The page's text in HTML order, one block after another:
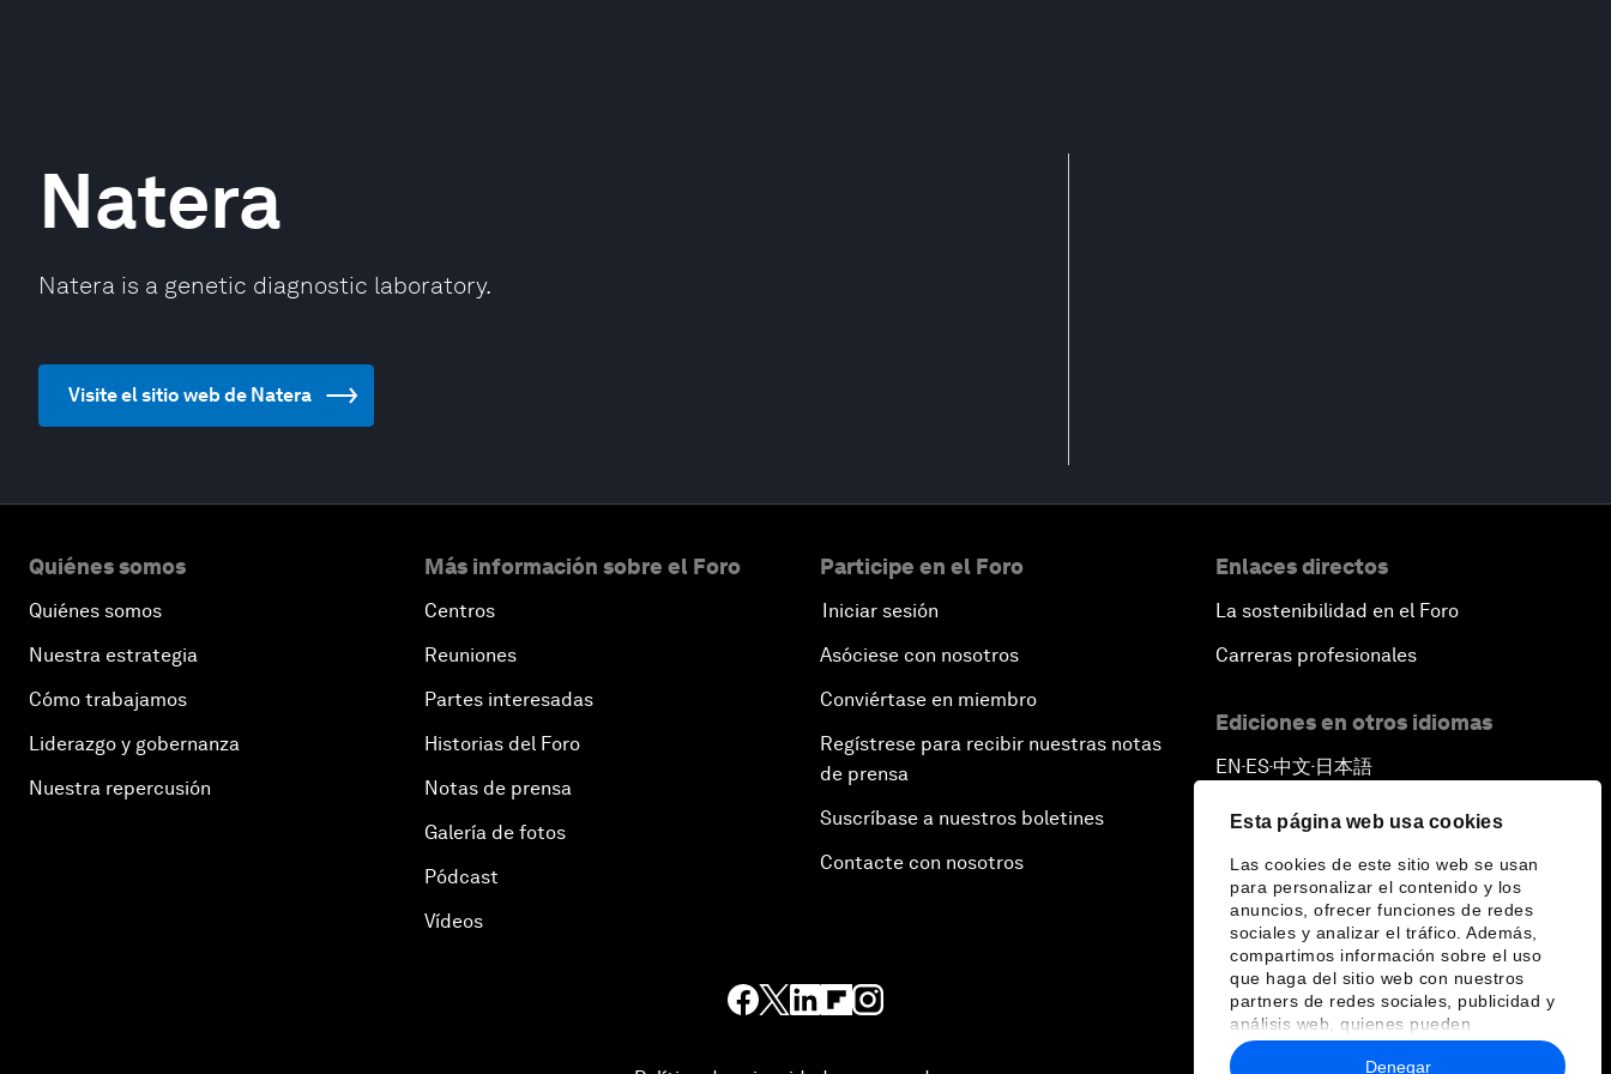
Esta página web usa cookies
Las cookies de este sitio web se usan
para personalizar el contenido y los
anuncios, ofrecer funciones de redes
sociales y analizar el tráfico. Además,
compartimos información sobre el uso
que haga del sitio web con nuestros
partners de redes sociales, publicidad y
análisis web, quienes pueden
combinarla con otra información que les
haya proporcionado o que hayan
Denegar
Natera
Natera is a genetic diagnostic laboratory.
Visite el sitio web de Natera
Quiénes somos
Quiénes somos
Nuestra estrategia
Cómo trabajamos
Liderazgo y gobernanza
Nuestra repercusión
Más información sobre el Foro
Centros
Reuniones
Partes interesadas
Historias del Foro
Notas de prensa
Galería de fotos
Pódcast
Vídeos
Participe en el Foro
Iniciar sesión
Asóciese con nosotros
Conviértase en miembro
Regístrese para recibir nuestras notas
de prensa
Suscríbase a nuestros boletines
Contacte con nosotros
Enlaces directos
La sostenibilidad en el Foro
Carreras profesionales
Ediciones en otros idiomas
EN ▪ES▪中文▪ 日本語